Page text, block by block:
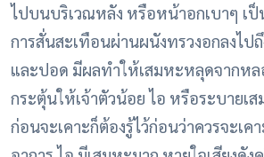
ไปบนบริเวณหลัง หรือหน้าอกเบาๆ เป็
การสั่นสะเทือนผ่านผนังทรวงอกลงไป
และปอด มีผลทำให้เสมหะหลุดจากหล
กระตุ้นให้เจ้าตัวน้อย ไอ หรือระบายเ
ก่อนจะเคาะก็ต้องรู้ไว้ก่อนว่าควรจะเค